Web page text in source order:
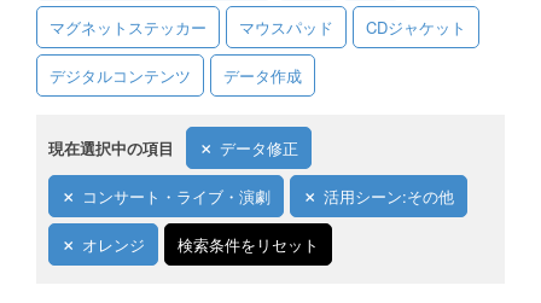
マグネットステッカー マウスパッド CDジャケット
デジタルコンテンツ データ作成
現在選択中の項目 データ修正
コンサート・ライブ・演劇 活用シーン:その他
オレンジ 検索条件をリセット